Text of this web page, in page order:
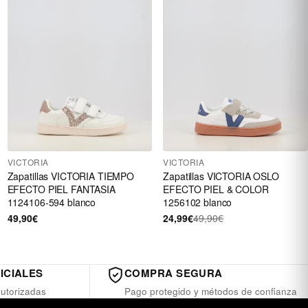
VICTORIA
Zapatillas VICTORIA TIEMPO
EFECTO PIEL FANTASIA
1124106-594 blanco
49,90€
VICTORIA
Zapatillas VICTORIA OSLO
EFECTO PIEL & COLOR
1256102 blanco
24,99€49,90€
COMPRA SEGURA
Pago protegido y métodos de confianza